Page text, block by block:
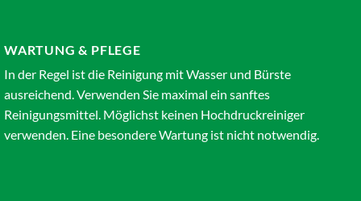
WARTUNG & PFLEGE
In der Regel ist die Reinigung mit Wasser und Bürste
ausreichend. Verwenden Sie maximal ein sanftes
Reinigungsmittel. Möglichst keinen Hochdruckreiniger
verwenden. Eine besondere Wartung ist nicht notwendig.